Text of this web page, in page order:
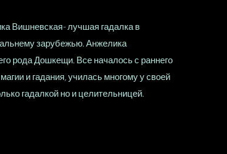
Вишневская- лучшая гадалка в
зарубежью. Анжелика
рода Дошкещи. Все началось с раннего
и гадания, училась многому у своей
гадалкой но и целительницей.